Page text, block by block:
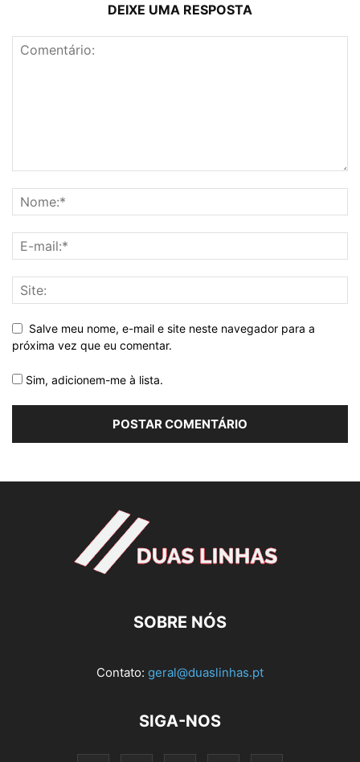
DEIXE UMA RESPOSTA
Salve meu nome, e-mail e site neste navegador para a
próxima vez que eu comentar.
Sim, adicionem-me à lista.
SOBRE NÓS
Contato: geral@duaslinhas.pt
SIGA-NOS